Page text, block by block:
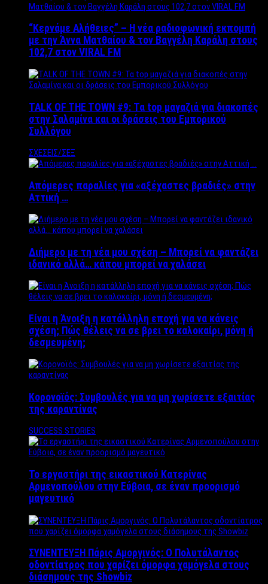
“Kερνάμε Αλήθειες” – Η νέα ραδιοφωνική εκπομπή
με την Άννα Ματθαίου & τον Βαγγέλη Καράλη στους
102,7 στον VIRAL FM
TALK OF THE TOWN #9: Τα top μαγαζιά για διακοπές
στην Σαλαμίνα και οι δράσεις του Εμπορικού
Συλλόγου
ΣΧΕΣΕΙΣ/ΣΕΞ
Απόμερες παραλίες για «αξέχαστες βραδιές» στην
Αττική …
Διήμερο με τη νέα μου σχέση – Μπορεί να φαντάζει
ιδανικό αλλά… κάπου μπορεί να χαλάσει
Είναι η Άνοιξη η κατάλληλη εποχή για να κάνεις
σχέση; Πώς θέλεις να σε βρει το καλοκαίρι, μόνη ή
δεσμευμένη;
Κορονοϊός: Συμβουλές για να μη χωρίσετε εξαιτίας
της καραντίνας
SUCCESS STORIES
Το εργαστήρι της εικαστικού Κατερίνας
Αρμενοπούλου στην Εύβοια, σε έναν προορισμό
μαγευτικό
ΣΥΝΕΝΤΕΥΞΗ Πάρις Αμοργινός: O Πολυτάλαντος
οδοντίατρος που χαρίζει όμορφα χαμόγελα στους
διάσημους της Showbiz